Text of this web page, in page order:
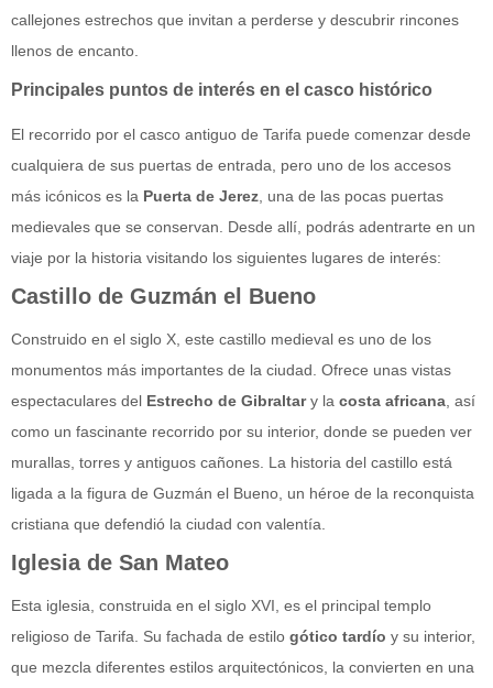
callejones estrechos que invitan a perderse y descubrir rincones
llenos de encanto.
Principales puntos de interés en el casco histórico
El recorrido por el casco antiguo de Tarifa puede comenzar desde
cualquiera de sus puertas de entrada, pero uno de los accesos
más icónicos es la Puerta de Jerez, una de las pocas puertas
medievales que se conservan. Desde allí, podrás adentrarte en un
viaje por la historia visitando los siguientes lugares de interés:
Castillo de Guzmán el Bueno
Construido en el siglo X, este castillo medieval es uno de los
monumentos más importantes de la ciudad. Ofrece unas vistas
espectaculares del Estrecho de Gibraltary la costa africana, así
como un fascinante recorrido por su interior, donde se pueden ver
murallas, torres y antiguos cañones. La historia del castillo está
ligada a la figura de Guzmán el Bueno, un héroe de la reconquista
cristiana que defendió la ciudad con valentía.
Iglesia de San Mateo
Esta iglesia, construida en el siglo XVI, es el principal templo
religioso de Tarifa. Su fachada de estilo gótico tardío y su interior,
que mezcla diferentes estilos arquitectónicos, la convierten en una